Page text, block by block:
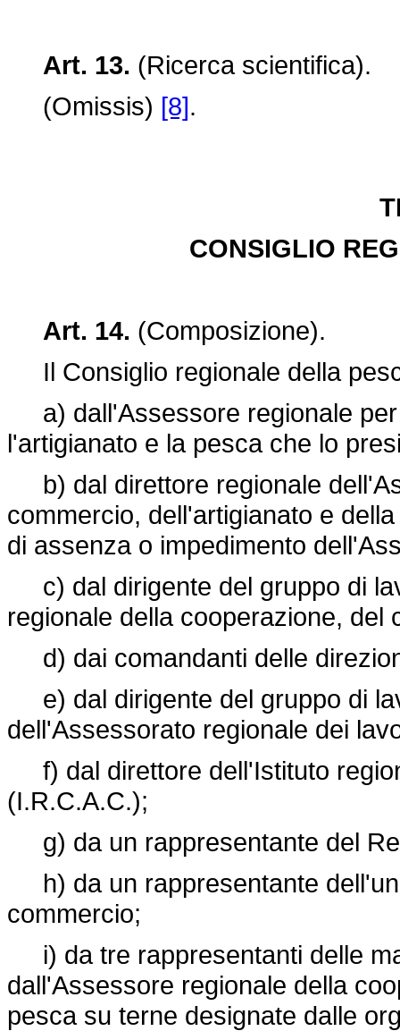
Art. 13. (Ricerca scientifica).
(Omissis) [8].
CONSIGLIO
Art. 14. (Composizione).
Il Consiglio regionale della
a) dall'Assessore regionale
l'artigianato e la pesca che lo
b) dal direttore regionale
commercio, dell'artigianato e
di assenza o impedimento
c) dal dirigente del gruppo di
regionale della cooperazione, del
d) dai comandanti delle
e) dal dirigente del gruppo di
dell'Assessorato regionale dei
f) dal direttore dell'Istituto
(I.R.C.A.C.);
g) da un rappresentante del
h) da un rappresentante
commercio;
i) da tre rappresentanti delle
dall'Assessore regionale della
pesca su terne designate dalle